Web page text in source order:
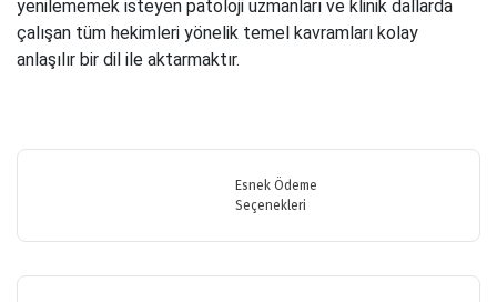
yenilememek isteyen patoloji uzmanları ve klinik dallarda
çalışan tüm hekimleri yönelik temel kavramları kolay
anlaşılır bir dil ile aktarmaktır.
Bu ürüne ilk yorumu siz yapın!
Görüş ve önerileriniz için teşekkür ederiz.
Ürün resmi kalitesiz, bozuk veya görüntülenemiyor.
Esnek Ödeme
Seçenekleri